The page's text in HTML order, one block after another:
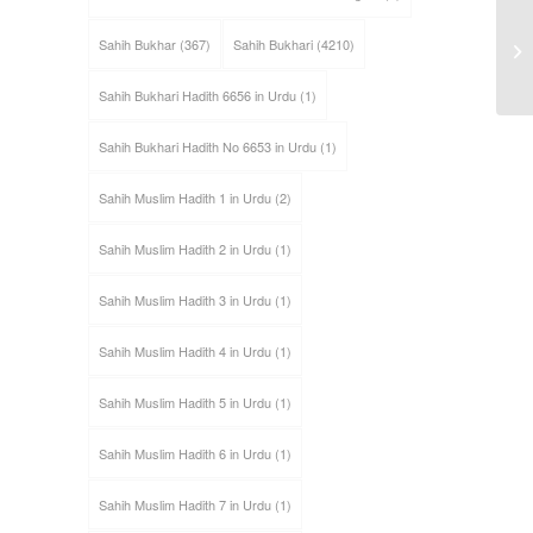
Sahih Bukhar(367) Sahih Bukhari(4210)
Sahih Bukhari Hadith 6656 in Urdu(1)
Sahih Bukhari Hadith No 6653 in Urdu(1)
Sahih Muslim Hadith 1 in Urdu(2)
Sahih Muslim Hadith 2 in Urdu(1)
Sahih Muslim Hadith 3 in Urdu(1)
Sahih Muslim Hadith 4 in Urdu(1)
Sahih Muslim Hadith 5 in Urdu(1)
Sahih Muslim Hadith 6 in Urdu(1)
Sahih Muslim Hadith 7 in Urdu(1)